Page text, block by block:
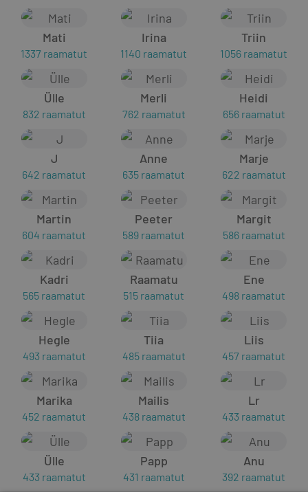
Mati
1337 raamatut
Irina
1140 raamatut
Triin
1056 raamatut
Ülle
832 raamatut
Merli
762 raamatut
Heidi
656 raamatut
J
642 raamatut
Anne
635 raamatut
Marje
622 raamatut
Martin
604 raamatut
Peeter
589 raamatut
Margit
586 raamatut
Kadri
565 raamatut
Raamatu
515 raamatut
Ene
498 raamatut
Hegle
493 raamatut
Tiia
485 raamatut
Liis
457 raamatut
Marika
452 raamatut
Mailis
438 raamatut
Lr
433 raamatut
Ülle
433 raamatut
Papp
431 raamatut
Anu
392 raamatut